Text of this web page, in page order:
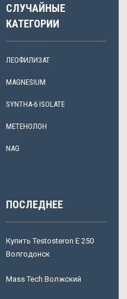
СЛУЧАЙНЫЕ
КАТЕГОРИИ
ЛЕОФИЛИЗАТ
MAGNESIUM
SYNTHA-6 ISOLATE
МЕТЕНОЛОН
NAG
ПОСЛЕДНЕЕ
Купить Testosteron E 250
Волгодонск
Mass Tech Волжский